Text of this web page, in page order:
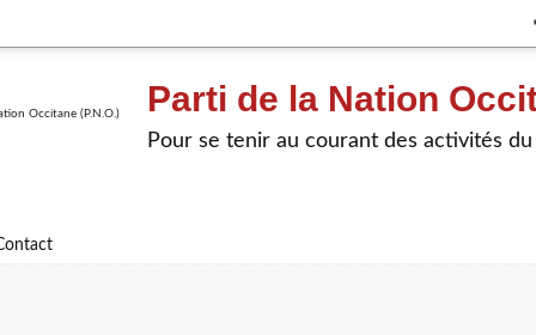
Parti de la Nation
Pour se tenir au courant des activités